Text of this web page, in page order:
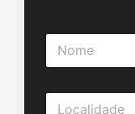
N
m
L